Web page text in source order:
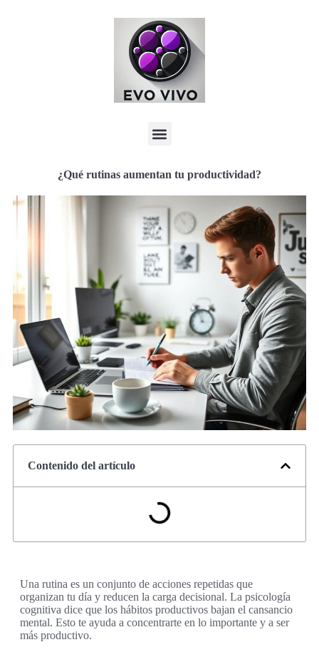
¿Qué rutinas aumentan tu productividad?
Contenido del artículo
Una rutina es un conjunto de acciones repetidas que
organizan tu día y reducen la carga decisional. La psicología
cognitiva dice que los hábitos productivos bajan el cansancio
mental. Esto te ayuda a concentrarte en lo importante y a ser
más productivo.